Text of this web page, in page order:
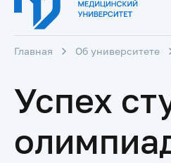
Главная Об университете
Успех